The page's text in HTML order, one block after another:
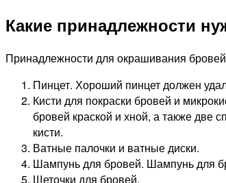
Какие принадлежности
Принадлежности для окрашивания
Пинцет. Хороший пинцет должен
Кисти для покраски бровей и
бровей краской и хной, а также две
кисти.
Ватные палочки и ватные диски.
Шампунь для бровей. Шампунь для
Щеточки для бровей.